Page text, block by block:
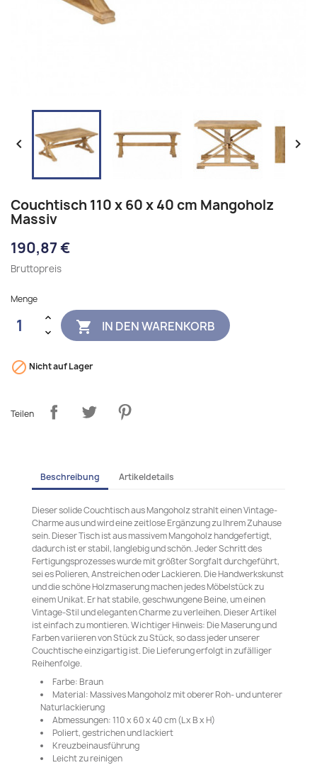
 
Couchtisch 110 x 60 x 40 cm Mangoholz
Massiv
190,87 €
Bruttopreis
Menge
 IN DEN WARENKORB
 Nicht auf Lager
Teilen
Beschreibung Artikeldetails
Dieser solide Couchtisch aus Mangoholz strahlt einen Vintage-
Charme aus und wird eine zeitlose Ergänzung zu Ihrem Zuhause
sein. Dieser Tisch ist aus massivem Mangoholz handgefertigt,
dadurch ist er stabil, langlebig und schön. Jeder Schritt des
Fertigungsprozesses wurde mit größter Sorgfalt durchgeführt,
sei es Polieren, Anstreichen oder Lackieren. Die Handwerkskunst
und die schöne Holzmaserung machen jedes Möbelstück zu
einem Unikat. Er hat stabile, geschwungene Beine, um einen
Vintage-Stil und eleganten Charme zu verleihen. Dieser Artikel
ist einfach zu montieren. Wichtiger Hinweis: Die Maserung und
Farben variieren von Stück zu Stück, so dass jeder unserer
Couchtische einzigartig ist. Die Lieferung erfolgt in zufälliger
Reihenfolge.
Farbe: Braun
Material: Massives Mangoholz mit oberer Roh- und unterer
Naturlackierung
Abmessungen: 110 x 60 x 40 cm (L x B x H)
Poliert, gestrichen und lackiert
Kreuzbeinausführung
Leicht zu reinigen